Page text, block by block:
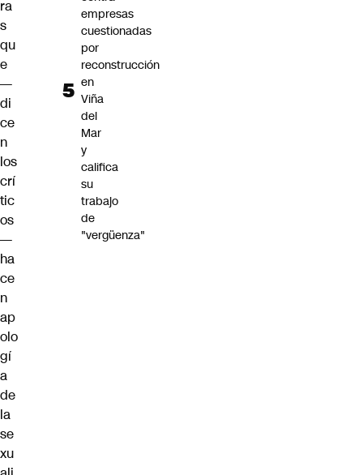
ra
s
qu
e
—
di
ce
n
los
crí
tic
os
—
ha
ce
n
ap
olo
gí
a
de
la
se
xu
empresas
cuestionadas
por
reconstrucción
en
Viña
del
Mar
y
califica
su
trabajo
de
"vergüenza"